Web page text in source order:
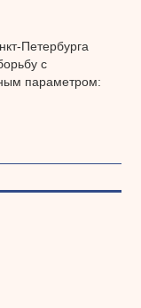
Петербурга
с
параметром: